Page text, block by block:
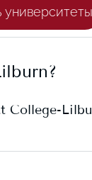
университеты
?
College-